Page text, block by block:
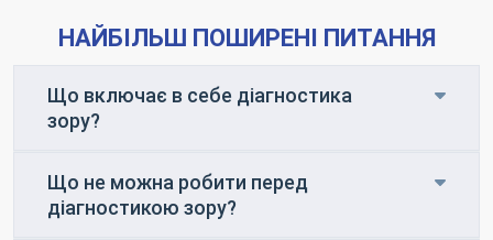
НАЙБІЛЬШ ПОШИРЕНІ ПИТАННЯ
Що включає в себе діагностика
зору?
Що не можна робити перед
діагностикою зору?